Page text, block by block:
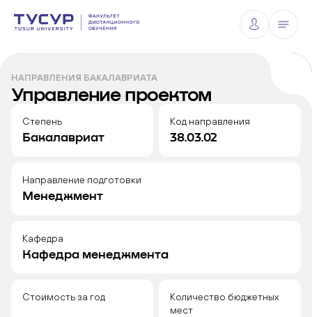
НАПРАВЛЕНИЯ БАКАЛАВРИАТА
Управление проектом
Степень
Бакалавриат
Код направления
38.03.02
Направление подготовки
Менеджмент
Кафедра
Кафедра менеджмента
Стоимость за год
Количество бюджетных
мест